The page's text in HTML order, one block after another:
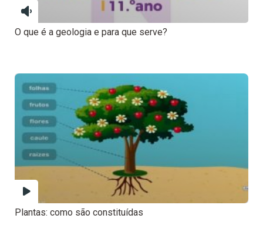
O que é a geologia e para que serve?
Plantas: como são constituídas